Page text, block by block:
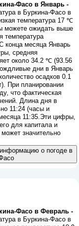
Фасо в Январь -
в Буркина-Фасо в
температура 17 ℃
можете ожидать выше
температура
конца месяца Январь
средняя
около 34.2 ℃ (93.56
дни в Январь
осадков 0.1
). При планировании
что фактическая
Длина дня в
11:24 (часы и
11:35.Эти цифры,
для капитала и
может значительно
о погоде в
Фасо в Февраль -
в Буркина-Фасо в